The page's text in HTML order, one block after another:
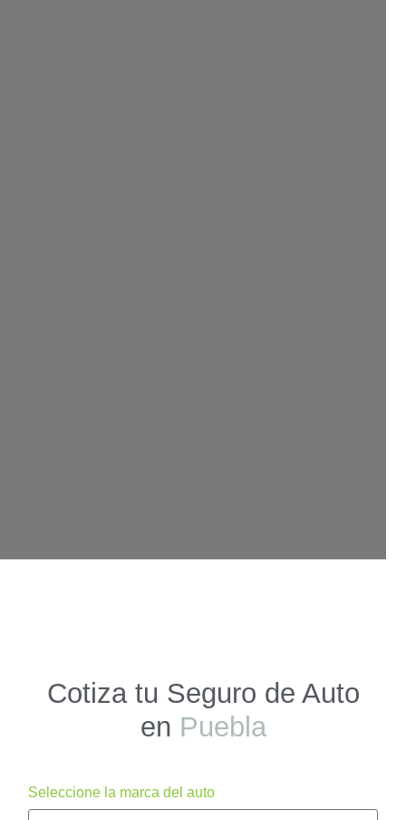
Cotiza tu Seguro de Auto
en Puebla
Seleccione la marca del auto